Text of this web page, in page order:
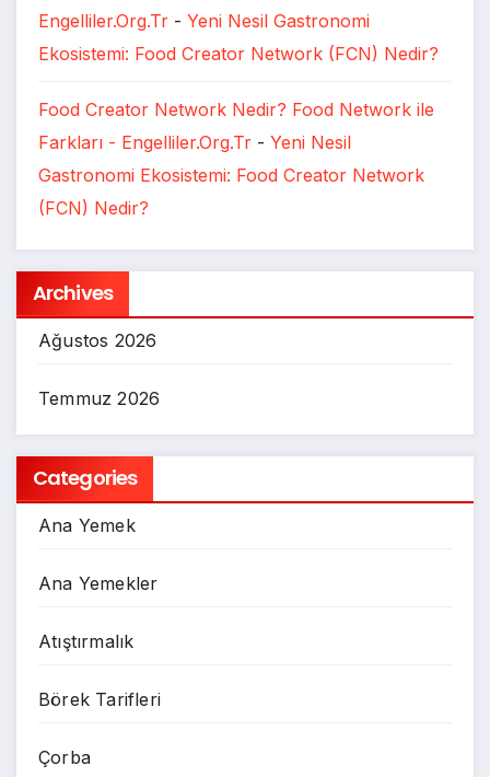
Engelliler.Org.Tr - Yeni Nesil Gastronomi
Ekosistemi: Food Creator Network (FCN) Nedir?
Food Creator Network Nedir? Food Network ile
Farkları - Engelliler.Org.Tr - Yeni Nesil
Gastronomi Ekosistemi: Food Creator Network
(FCN) Nedir?
Archives
Ağustos 2026
Temmuz 2026
Categories
Ana Yemek
Ana Yemekler
Atıştırmalık
Börek Tarifleri
Çorba